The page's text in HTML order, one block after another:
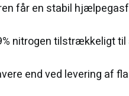
får en stabil
nitrogen tilstrækkeligt
end ved levering af